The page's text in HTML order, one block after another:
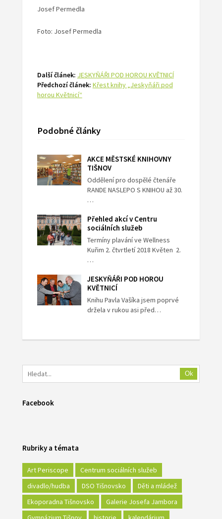
Josef Permedla
Foto: Josef Permedla
Další článek: JESKYŇÁŘI POD HOROU KVĚTNICÍ
Předchozí článek: Křest knihy „Jeskyňáři pod
horou Květnicí“
Podobné články
AKCE MĚSTSKÉ KNIHOVNY
TIŠNOV
Oddělení pro dospělé čtenáře
RANDE NASLEPO S KNIHOU až 30.
…
Přehled akcí v Centru
sociálních služeb
Termíny plavání ve Wellness
Kuřim 2. čtvrtletí 2018 Květen 2.
…
JESKYŇÁŘI POD HOROU
KVĚTNICÍ
Knihu Pavla Vašíka jsem poprvé
držela v rukou asi před…
Ok
Facebook
Rubriky a témata
Art Periscope
Centrum sociálních služeb
divadlo/hudba
DSO Tišnovsko
Děti a mládež
Ekoporadna Tišnovsko
Galerie Josefa Jambora